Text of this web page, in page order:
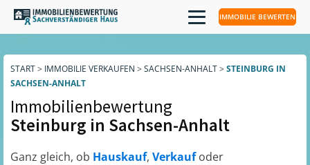
IMMOBILIE BEWERTEN
START> IMMOBILIE VERKAUFEN > SACHSEN-ANHALT> STEINBURG IN
SACHSEN-ANHALT
Immobilienbewertung
Steinburg in Sachsen-Anhalt
Ganz gleich, ob Hauskauf, Verkaufoder